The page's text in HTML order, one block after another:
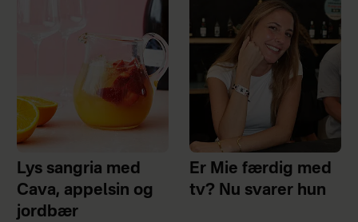
Lys sangria med
Cava, appelsin og
jordbær
Er Mie færdig med
tv? Nu svarer hun